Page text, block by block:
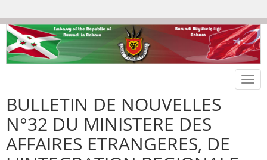
BULLETIN DE NOUVELLES
N°32 DU MINISTERE DES
AFFAIRES ETRANGERES, DE